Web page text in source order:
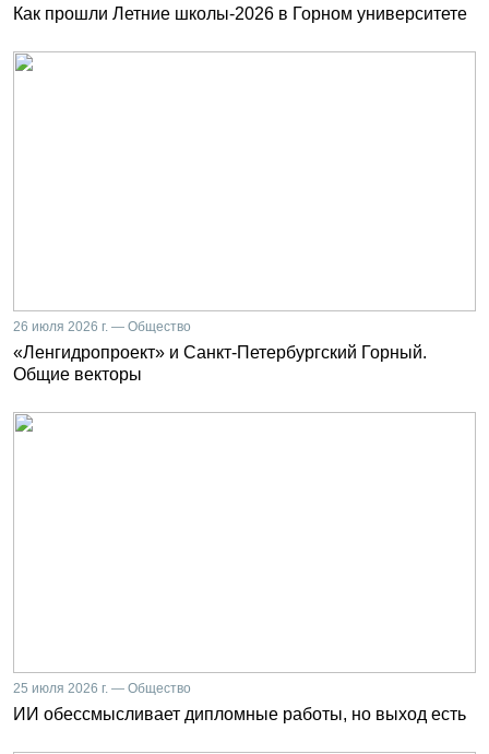
Как прошли Летние школы-2026 в Горном университете
26 июля 2026 г. — Общество
«Ленгидропроект» и Санкт-Петербургский Горный.
Общие векторы
25 июля 2026 г. — Общество
ИИ обессмысливает дипломные работы, но выход есть